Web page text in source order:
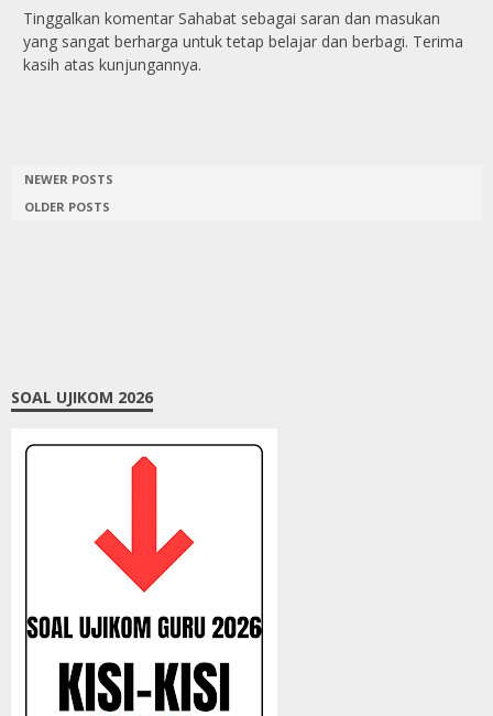
Tinggalkan komentar Sahabat sebagai saran dan masukan
yang sangat berharga untuk tetap belajar dan berbagi. Terima
kasih atas kunjungannya.
NEWER POSTS
OLDER POSTS
SOAL UJIKOM 2026